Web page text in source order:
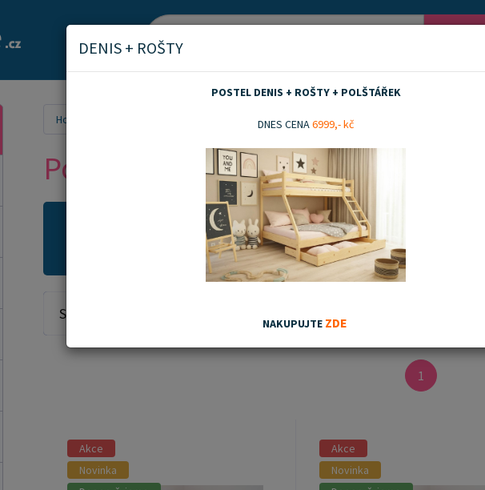
Home Postele bez roštu 160x200 cm
Postele bez roštu 160x200 cm
Akční zboží Doporučujeme
Seřadit od:
1
Akce
Novinka
Akce
Novinka
DENIS + ROŠTY
POSTEL DENIS + ROŠTY + POLŠTÁŘEK
DNES CENA6999,- kč
NAKUPUJTE ZDE